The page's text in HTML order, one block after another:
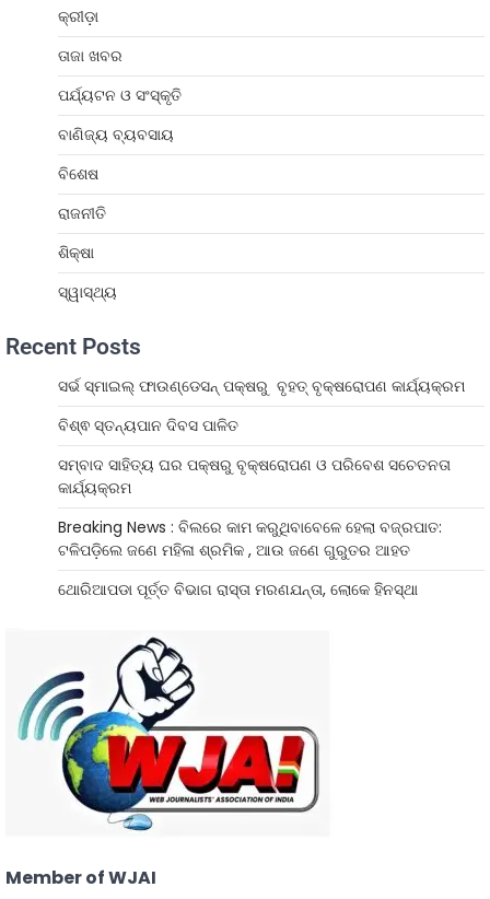
କ୍ରୀଡ଼ା
ତାଜା ଖବର
ପର୍ଯ୍ୟଟନ ଓ ସଂସ୍କୃତି
ବାଣିଜ୍ୟ ବ୍ୟବସାୟ
ବିଶେଷ
ରାଜନୀତି
ଶିକ୍ଷା
ସ୍ୱାସ୍ଥ୍ୟ
Recent Posts
ସର୍ଭ ସ୍ମାଇଲ୍ ଫାଉଣ୍ଡେସନ୍ ପକ୍ଷରୁ ବୃହତ୍ ବୃକ୍ଷରୋପଣ କାର୍ଯ୍ୟକ୍ରମ
ବିଶ୍ଵ ସ୍ତନ୍ୟପାନ ଦିବସ ପାଳିତ
ସମ୍ବାଦ ସାହିତ୍ୟ ଘର ପକ୍ଷରୁ ବୃକ୍ଷରୋପଣ ଓ ପରିବେଶ ସଚେତନତା
କାର୍ଯ୍ୟକ୍ରମ
Breaking News : ବିଲରେ କାମ କରୁଥିବାବେଳେ ହେଲା ବଜ୍ରପାତ:
ଟଳିପଡ଼ିଲେ ଜଣେ ମହିଳା ଶ୍ରମିକ , ଆଉ ଜଣେ ଗୁରୁତର ଆହତ
ଥୋରିଆପଡା ପୂର୍ତ୍ତ ବିଭାଗ ରାସ୍ତା ମରଣଯନ୍ତା, ଲୋକେ ହିନସ୍ଥା
Member of WJAI